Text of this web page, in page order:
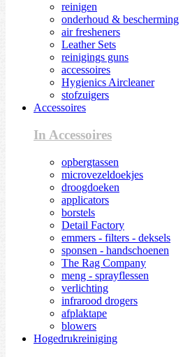
reinigen
onderhoud & bescherming
air fresheners
Leather Sets
reinigings guns
accessoires
Hygienics Aircleaner
stofzuigers
Accessoires
In Accessoires
opbergtassen
microvezeldoekjes
droogdoeken
applicators
borstels
Detail Factory
emmers - filters - deksels
sponsen - handschoenen
The Rag Company
meng - sprayflessen
verlichting
infrarood drogers
afplaktape
blowers
Hogedrukreiniging